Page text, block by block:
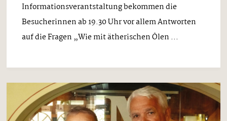
Informationsverantstaltung bekommen die
Besucherinnen ab 19.30 Uhr vor allem Antworten
auf die Fragen „Wie mit ätherischen Ölen ...